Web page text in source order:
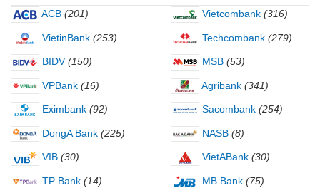
ACB (201) Vietcombank (316)
VietinBank (253) Techcombank (279)
BIDV (150) MSB (53)
VPBank (16) Agribank (341)
Eximbank (92) Sacombank (254)
DongA Bank (225) NASB (8)
VIB (30) VietABank (30)
TP Bank (14) MB Bank (75)